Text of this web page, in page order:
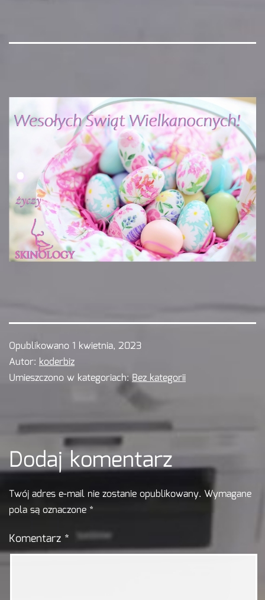
Opublikowano 1 kwietnia, 2023
Autor: koderbiz
Umieszczono w kategoriach:Bez kategorii
Dodaj komentarz
Twój adres e-mail nie zostanie opublikowany. Wymagane
pola są oznaczone *
Komentarz *